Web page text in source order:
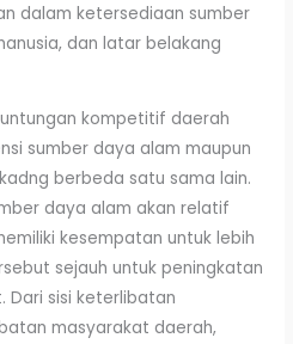
dalam ketersediaan sumber
dan latar belakang
kompetitif daerah
sumber daya alam maupun
berbeda satu sama lain.
daya alam akan relatif
kesempatan untuk lebih
sejauh untuk peningkatan
Dari sisi keterlibatan
masyarakat daerah,